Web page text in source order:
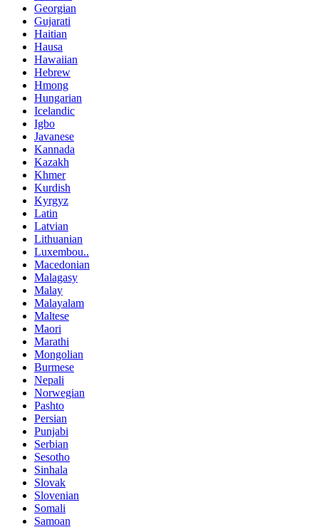
Georgian
Gujarati
Haitian
Hausa
Hawaiian
Hebrew
Hmong
Hungarian
Icelandic
Igbo
Javanese
Kannada
Kazakh
Khmer
Kurdish
Kyrgyz
Latin
Latvian
Lithuanian
Luxembou..
Macedonian
Malagasy
Malay
Malayalam
Maltese
Maori
Marathi
Mongolian
Burmese
Nepali
Norwegian
Pashto
Persian
Punjabi
Serbian
Sesotho
Sinhala
Slovak
Slovenian
Somali
Samoan